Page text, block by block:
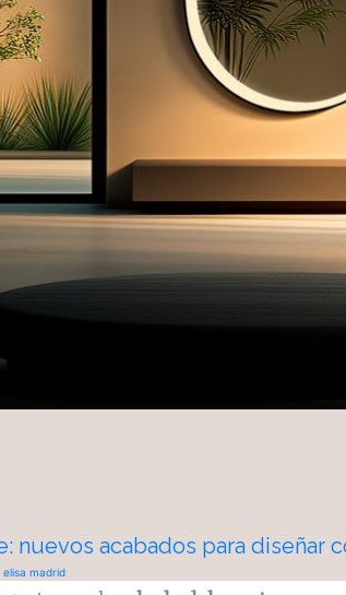
nuevos acabados para diseñar
elisa madrid